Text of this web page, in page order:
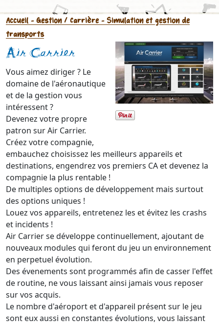
Accueil - Gestion / Carrière- Simulation et gestion de
transports
Air Carrier
Vous aimez diriger ? Le
domaine de l'aéronautique
et de la gestion vous
intéressent ?
Devenez votre propre
patron sur Air Carrier.
Créez votre compagnie,
embauchez choisissez les meilleurs appareils et
destinations, engendrez vos premiers CA et devenez la
compagnie la plus rentable !
De multiples options de développement mais surtout
des options uniques !
Louez vos appareils, entretenez les et évitez les crashs
et incidents !
Air Carrier se développe continuellement, ajoutant de
nouveaux modules qui feront du jeu un environnement
en perpetuel évolution.
Des évenements sont programmés afin de casser l'effet
de routine, ne vous laissant ainsi jamais vous reposer
sur vos acquis.
Le nombre d'aéroport et d'appareil présent sur le jeu
sont eux aussi en constantes évolutions, vous laissant